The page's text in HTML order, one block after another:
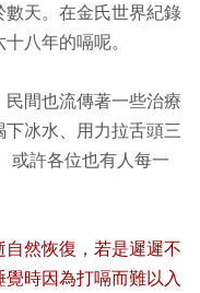
天。在金氏世界紀錄
八年的嗝呢。
間也流傳著一些治療
冰水、用力拉舌頭三
或許各位也有人每一
然恢復，若是遲遲不
時因為打嗝而難以入